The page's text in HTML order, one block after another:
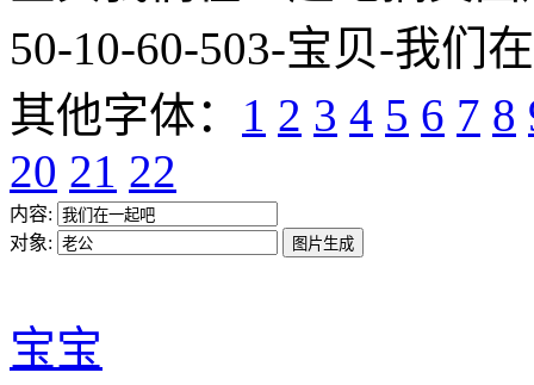
50-10-60-503-宝贝-我们
其他字体： 1 2 3 4 5 6 7 8
20 21 22
内容:
对象:
宝宝